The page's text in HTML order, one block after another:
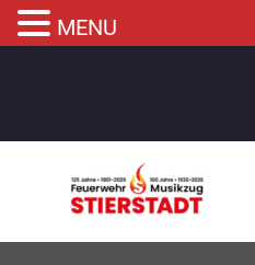
Jubiläum
MENU